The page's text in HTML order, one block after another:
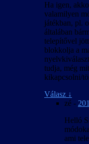
Ha igen,
valamilyen
játékban, pl.
általában
telepítővel
blokkolja a
tudja, még
kikapcsolni/
Válasz ↓
zé -
Helló
ami